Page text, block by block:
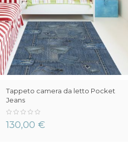
Tappeto camera da letto Pocket
Jeans
0%
130,00 €